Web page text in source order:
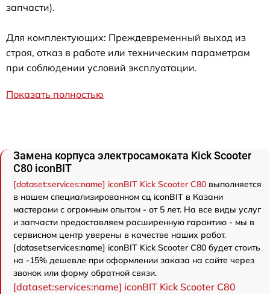
запчасти).
Для комплектующих: Преждевременный выход из
строя, отказ в работе или техническим параметрам
при соблюдении условий эксплуатации.
Показать полностью
Замена корпуса электросамоката Kick Scooter
C80 iconBIT
[dataset:services:name] iconBIT Kick Scooter C80 выполняется
в нашем специализированном сц iconBIT в Казани
мастерами с огромным опытом - от 5 лет. На все виды услуг
и запчасти предоставляем расширенную гарантию - мы в
сервисном центр уверены в качестве наших работ.
[dataset:services:name] iconBIT Kick Scooter C80 будет стоить
на -15% дешевле при оформлении заказа на сайте через
звонок или форму обратной связи.
[dataset:services:name] iconBIT Kick Scooter C80